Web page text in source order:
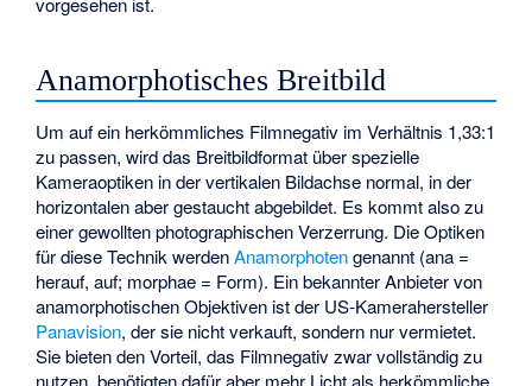
Anamorphotisches Breitbild
Um auf ein herkömmliches Filmnegativ im Verhältnis 1,33:1
zu passen, wird das Breitbildformat über spezielle
Kameraoptiken in der vertikalen Bildachse normal, in der
horizontalen aber gestaucht abgebildet. Es kommt also zu
einer gewollten photographischen Verzerrung. Die Optiken
für diese Technik werdenAnamorphotengenannt (ana =
herauf, auf; morphae = Form). Ein bekannter Anbieter von
anamorphotischen Objektiven ist der US-Kamerahersteller
Panavision, der sie nicht verkauft, sondern nur vermietet.
Sie bieten den Vorteil, das Filmnegativ zwar vollständig zu
nutzen, benötigten dafür aber mehr Licht als herkömmliche